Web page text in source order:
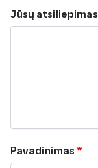
Jūsų atsiliepimas
Pavadinimas *